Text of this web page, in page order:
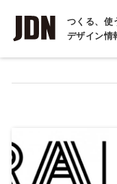
つくる、使
デザイン情
インタビュー
コラム